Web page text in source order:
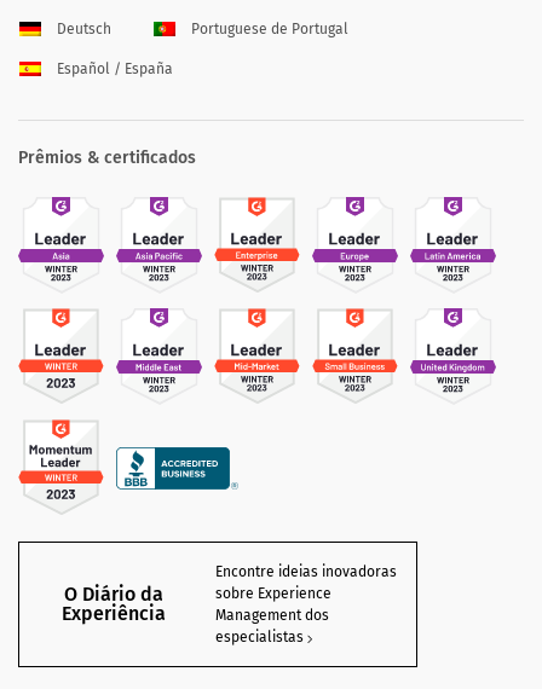
Deutsch Portuguese de Portugal
Español / España
Prêmios & certificados
O Diário da
Experiência
Encontre ideias inovadoras
sobre Experience
Management dos
especialistas